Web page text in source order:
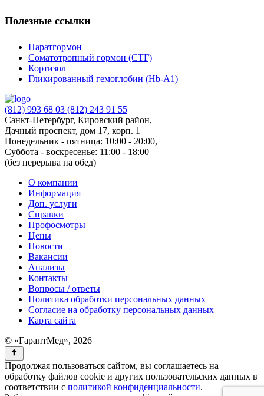
Полезные ссылки
Паратгормон
Соматотропный гормон (СТГ)
Кортизол
Гликированный гемоглобин (Hb-A1)
(812) 993 68 03 (812) 243 91 55
Санкт-Петербург, Кировский район,
Дачный проспект, дом 17, корп. 1
Понедельник - пятница: 10:00 - 20:00,
Суббота - воскресенье: 11:00 - 18:00
(без перерыва на обед)
О компании
Информация
Доп. услуги
Справки
Профосмотры
Цены
Новости
Вакансии
Анализы
Контакты
Вопросы / ответы
Политика обработки персональных данных
Согласие на обработку персональных данных
Карта сайта
© «ГарантМед», 2026
Продолжая пользоваться сайтом, вы соглашаетесь на
обработку файлов cookie и других пользовательских данных в
соответствии с политикой конфиденциальности.